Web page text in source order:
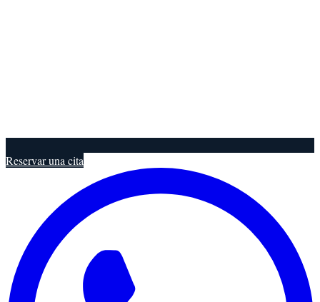
Reservar una cita